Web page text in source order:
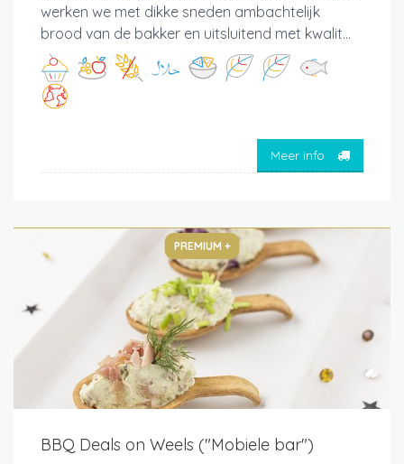
werken we met dikke sneden ambachtelijk
brood van de bakker en uitsluitend met kwalit...
Meer info
PREMIUM +
BBQ Deals on Weels ("Mobiele bar")